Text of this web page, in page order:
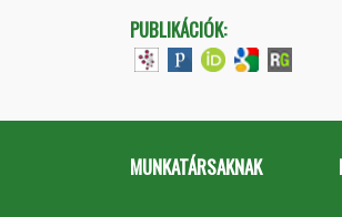
PUBLIKÁCIÓK:
MUNKATÁRSAKNAK